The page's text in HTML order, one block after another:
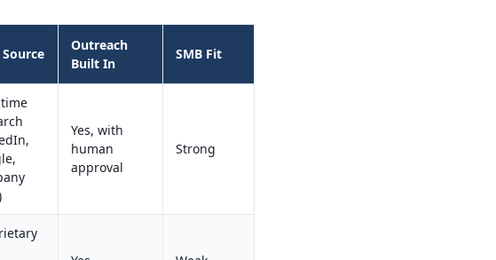
Outreach
Built In
SMB Fit
Yes, with
human
approval
Strong